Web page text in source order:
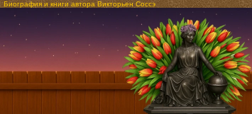
Биография и книги автора Викторьен Соссэ